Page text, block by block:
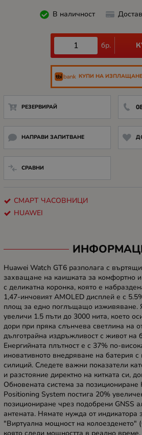
В наличност
бр.
КУПИ НА ИЗПЛАЩАНЕ
РЕЗЕРВИРАЙ
НАПРАВИ ЗАПИТВАНЕ
СРАВНИ
СМАРТ ЧАСОВНИЦИ
HUAWEI
Huawei Watch GT6 разполага с
захващане на каишката за комфортно
с деликатна коронка, която е
1,47-инчовият AMOLED дисплей е с
площ за едно поглъщащо изживяване.
увеличи 1.5 пъти до 3000 нита, което
дори при пряка слънчева светлина на
дълготрайна издръжливост с живот на
Енергийната плътност е с 37% по-
иновативното внедряване на батерия
силиций. Следете важни показатели
и разстояние директно на китката си,
Обновената система за
Positioning System постига 20%
позициониране чрез подобрени GNSS
антената. Нямате нужда от индикатора
"Виртуална мощност на колоезденето"